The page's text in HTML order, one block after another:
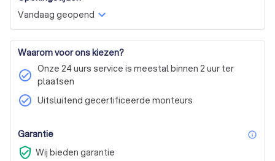
Vandaag geopend
Waarom voor ons kiezen?
check_circle Onze 24 uurs service is meestal binnen 2 uur ter
plaatsen
check_circle Uitsluitend gecertificeerde monteurs
Garantie
verified_user Wij bieden garantie